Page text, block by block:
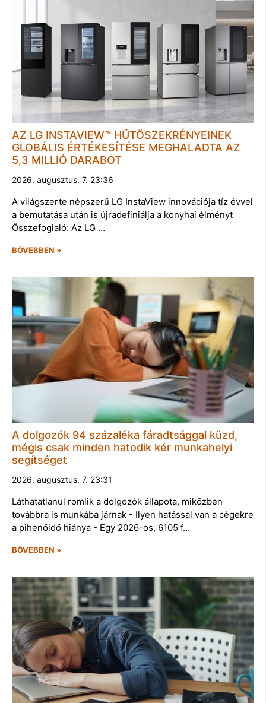
AZ LG INSTAVIEW™ HŰTŐSZEKRÉNYEINEK
GLOBÁLIS ÉRTÉKESÍTÉSE MEGHALADTA AZ
5,3 MILLIÓ DARABOT
2026. augusztus. 7. 23:36
A világszerte népszerű LG InstaView innovációja tíz évvel
a bemutatása után is újradefiniálja a konyhai élményt
Összefoglaló: Az LG …
BŐVEBBEN »
A dolgozók 94 százaléka fáradtsággal küzd,
mégis csak minden hatodik kér munkahelyi
segítséget
2026. augusztus. 7. 23:31
Láthatatlanul romlik a dolgozók állapota, miközben
továbbra is munkába járnak - Ilyen hatással van a cégekre
a pihenőidő hiánya - Egy 2026-os, 6105 f…
BŐVEBBEN »